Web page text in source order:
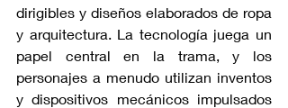
dirigibles y diseños elaborados de ropa
y arquitectura. La tecnología juega un
papel central en la trama, y los
personajes a menudo utilizan inventos
y dispositivos mecánicos impulsados